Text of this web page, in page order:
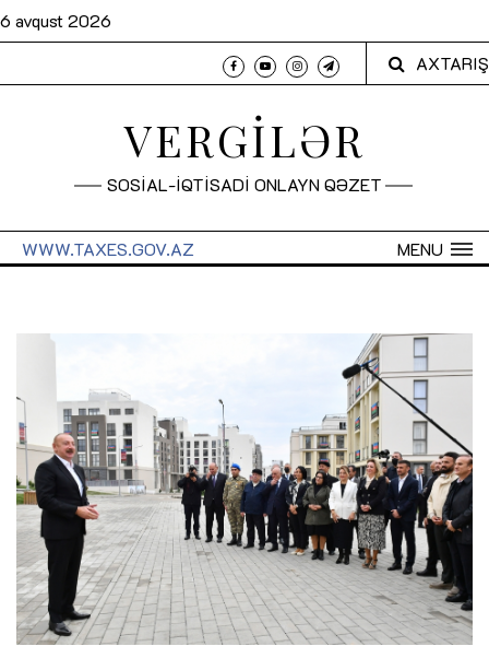
6 avqust 2026
AXTARIŞ
VERGİLƏR
SOSİAL-İQTİSADİ ONLAYN QƏZET
MENU
WWW.TAXES.GOV.AZ